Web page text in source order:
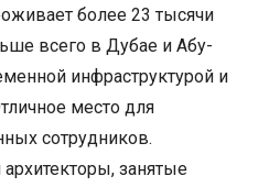
более 23 тысячи
всего в Дубае и Абу-
инфраструктурой и
место для
сотрудников.
занятые